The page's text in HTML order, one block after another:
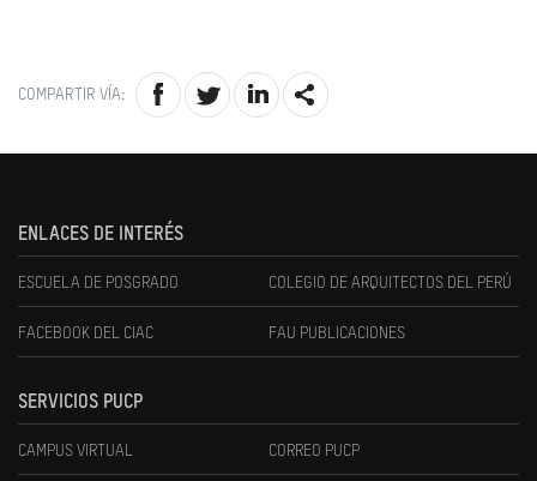
COMPARTIR VÍA:
ENLACES DE INTERÉS
ESCUELA DE POSGRADO COLEGIO DE ARQUITECTOS DEL PERÚ
FACEBOOK DEL CIAC FAU PUBLICACIONES
SERVICIOS PUCP
CAMPUS VIRTUAL CORREO PUCP